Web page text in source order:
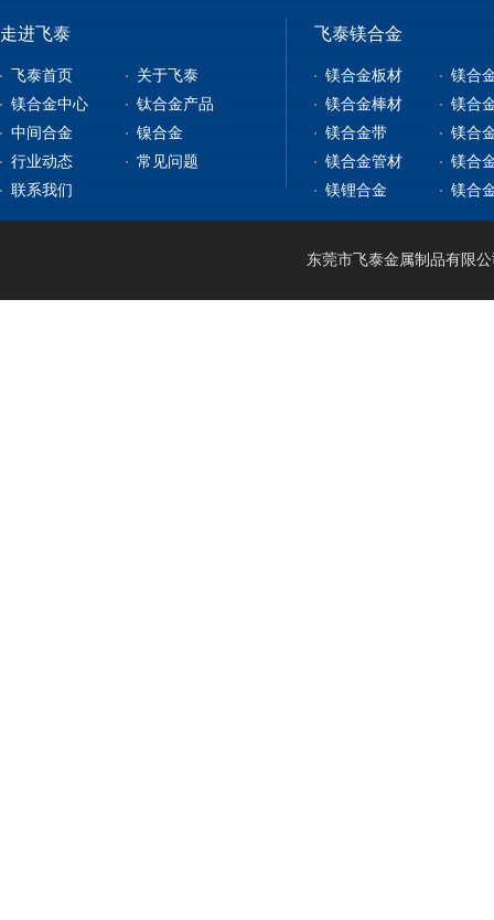
走进飞泰
飞泰首页
关于飞泰
镁合金中心
镁合金板材
镁合金型材
镁合金棒材
钛合金产品
钛合金板
钛合金棒
中间合金
钇铁合金
稀土镁中间合金
镍合金
纯镍
行业动态
常见问题
联系我们
飞泰镁合金
镁合金板材
镁合
镁合金棒材
镁合
镁合金带
镁合
镁合金管材
镁合
镁锂合金
镁合
东莞市飞泰金属制品有限